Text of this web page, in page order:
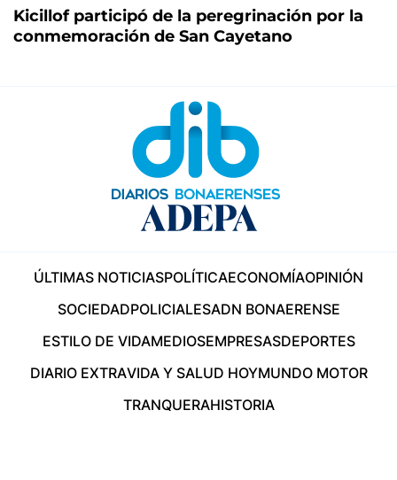
Kicillof participó de la peregrinación por la
conmemoración de San Cayetano
ÚLTIMAS NOTICIASPOLÍTICAECONOMÍAOPINIÓN
SOCIEDADPOLICIALESADN BONAERENSE
ESTILO DE VIDAMEDIOSEMPRESASDEPORTES
DIARIO EXTRAVIDA Y SALUD HOYMUNDO MOTOR
TRANQUERAHISTORIA